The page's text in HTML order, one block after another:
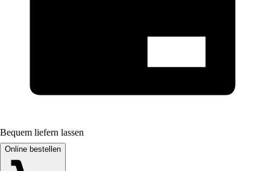
Bequem liefern lassen
Online bestellen